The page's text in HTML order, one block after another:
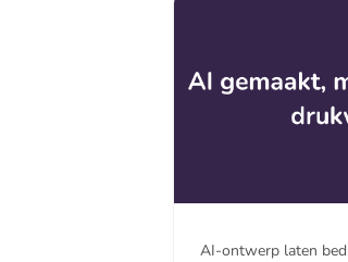
AI-ontwerp laten